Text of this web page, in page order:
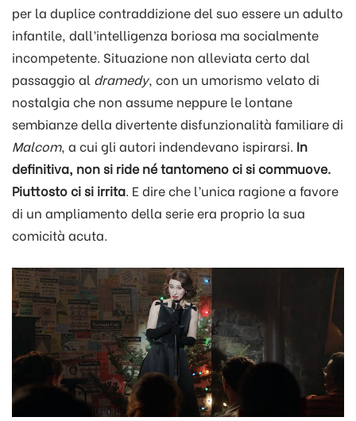
per la duplice contraddizione del suo essere un adulto
infantile, dall’intelligenza boriosa ma socialmente
incompetente. Situazione non alleviata certo dal
passaggio al dramedy, con un umorismo velato di
nostalgia che non assume neppure le lontane
sembianze della divertente disfunzionalità familiare di
Malcom, a cui gli autori indendevano ispirarsi. In
definitiva, non si ride né tantomeno ci si commuove.
Piuttosto ci si irrita. E dire che l’unica ragione a favore
di un ampliamento della serie era proprio la sua
comicità acuta.